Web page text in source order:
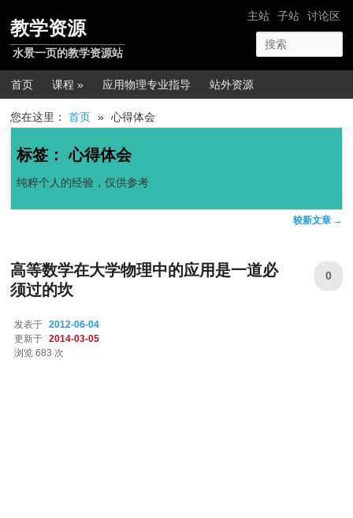
网站导航
主站 子站 讨论区
教学资源
水景一页的教学资源站
主菜单
首页 课程 » 应用物理专业指导 站外资源
您在这里：首页 » 心得体会
标签：心得体会
纯粹个人的经验，仅供参考
较新文章 →
高等数学在大学物理中的应用是一道必
须过的坎
发表于
2012-06-04
更新于
2014-03-05
浏览 683 次
0